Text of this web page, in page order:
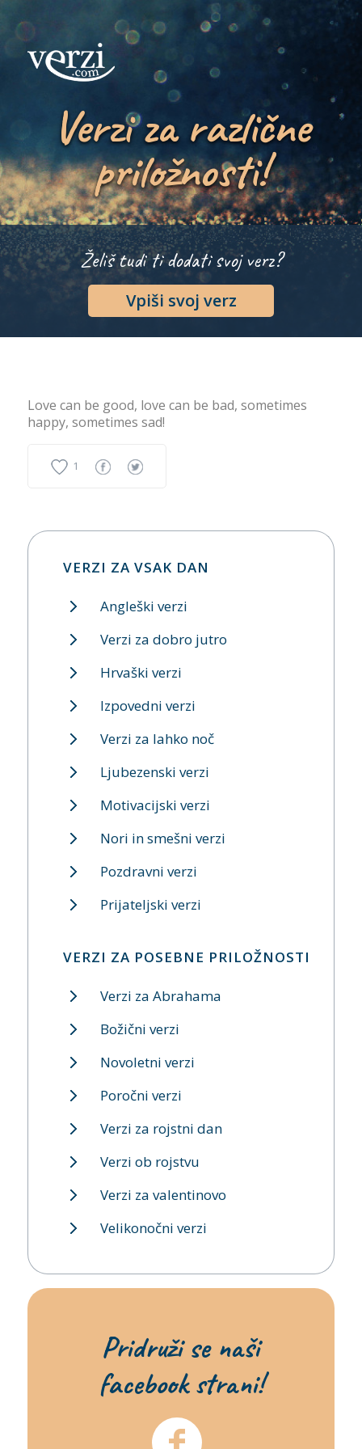
Verzi za različne
priložnosti!
Želiš tudi ti dodati svoj verz?
Vpiši svoj verz
Love can be good, love can be bad, sometimes
happy, sometimes sad!
1
VERZI ZA VSAK DAN
Angleški verzi
Verzi za dobro jutro
Hrvaški verzi
Izpovedni verzi
Verzi za lahko noč
Ljubezenski verzi
Motivacijski verzi
Nori in smešni verzi
Pozdravni verzi
Prijateljski verzi
VERZI ZA POSEBNE PRILOŽNOSTI
Verzi za Abrahama
Božični verzi
Novoletni verzi
Poročni verzi
Verzi za rojstni dan
Verzi ob rojstvu
Verzi za valentinovo
Velikonočni verzi
Pridruži se naši
facebook strani!